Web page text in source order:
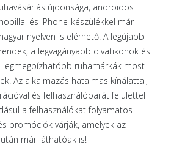
újdonsága, androidos
és iPhone-készülékkel már
nyelven is elérhető. A legújabb
a legvagányabb divatikonok és
legmegbízhatóbb ruhamárkák most
Az alkalmazás hatalmas kínálattal,
és felhasználóbarát felülettel
a felhasználókat folyamatos
promóciók várják, amelyek az
már láthatóak is!